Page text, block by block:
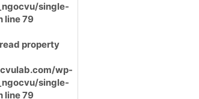
single-
line79
property
wp-
single-
line79